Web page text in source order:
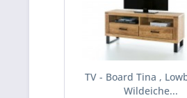
TV - Board Tina ,
Wildeiche...